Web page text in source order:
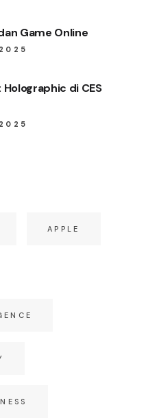
Game Online
di CES
APPLE